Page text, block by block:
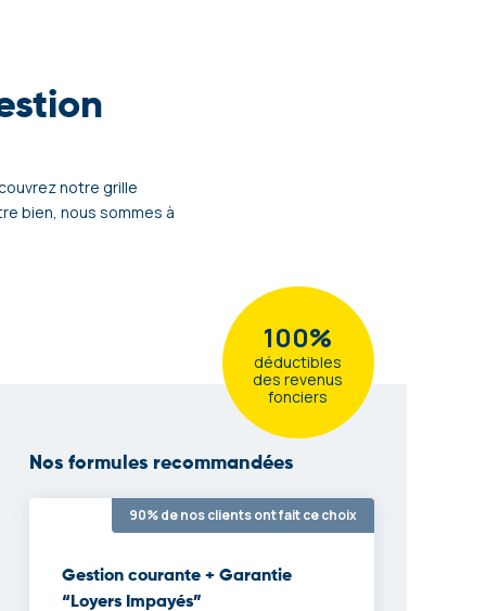
notre grille
bien, nous sommes à
100%
déductibles
des revenus
fonciers
Nos formules recommandées
Gestion courante + Garantie
“Loyers Impayés”
90% de nos clients ont fait ce choix